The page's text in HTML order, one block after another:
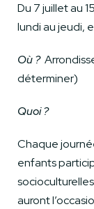
Du 7 juillet au
lundi au jeudi,
Où ?
déterminer)
Quoi ?
Chaque
enfants
auront